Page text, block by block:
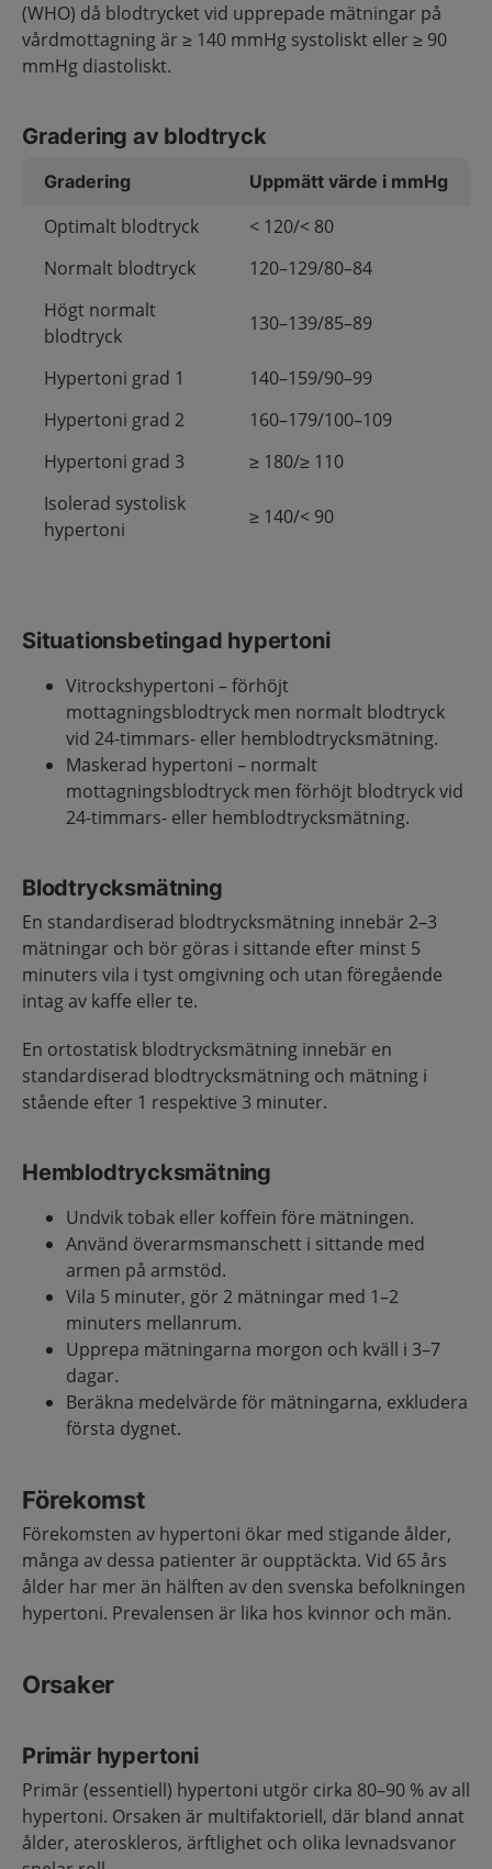
(WHO) då blodtrycket vid upprepade mätningar på
vårdmottagning är ≥ 140 mmHg systoliskt eller ≥ 90
mmHg diastoliskt.
Gradering av blodtryck
Gradering Uppmätt värde i mmHg
Optimalt blodtryck
< 120/< 80
Normalt blodtryck
120–129/80–84
Högt normalt
blodtryck
130–139/85–89
Hypertoni grad 1
140–159/90–99
Hypertoni grad 2
160–179/100–109
Hypertoni grad 3
≥ 180/≥ 110
Isolerad systolisk
hypertoni
≥ 140/< 90
Situationsbetingad hypertoni
Vitrockshypertoni – förhöjt
mottagningsblodtryck men normalt blodtryck
vid 24-timmars- eller hemblodtrycksmätning.
Maskerad hypertoni – normalt
mottagningsblodtryck men förhöjt blodtryck vid
24-timmars- eller hemblodtrycksmätning.
Blodtrycksmätning
En standardiserad blodtrycksmätning innebär 2–3
mätningar och bör göras i sittande efter minst 5
minuters vila i tyst omgivning och utan föregående
intag av kaffe eller te.
En ortostatisk blodtrycksmätning innebär en
standardiserad blodtrycksmätning och mätning i
stående efter 1 respektive 3 minuter.
Hemblodtrycksmätning
Undvik tobak eller koffein före mätningen.
Använd överarmsmanschett i sittande med
armen på armstöd.
Vila 5 minuter, gör 2 mätningar med 1–2
minuters mellanrum.
Upprepa mätningarna morgon och kväll i 3–7
dagar.
Beräkna medelvärde för mätningarna, exkludera
första dygnet.
Förekomst
Förekomsten av hypertoni ökar med stigande ålder,
många av dessa patienter är oupptäckta. Vid 65 års
ålder har mer än hälften av den svenska befolkningen
hypertoni. Prevalensen är lika hos kvinnor och män.
Orsaker
Primär hypertoni
Primär (essentiell) hypertoni utgör cirka 80–90 % av all
hypertoni. Orsaken är multifaktoriell, där bland annat
ålder, ateroskleros, ärftlighet och olika levnadsvanor